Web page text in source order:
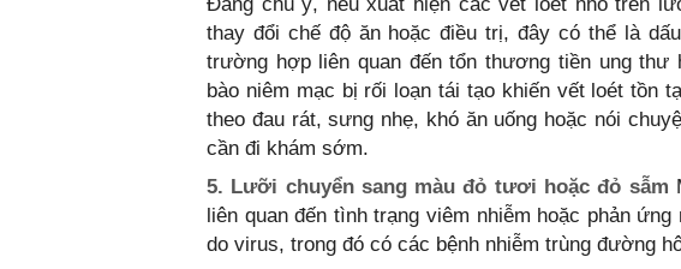
thay đổi chế độ ăn hoặc điều trị, đây có thể là
trường hợp liên quan đến tổn thương tiền ung thư
bào niêm mạc bị rối loạn tái tạo khiến vết loét tồn
theo đau rát, sưng nhẹ, khó ăn uống hoặc nói
cần đi khám sớm.
5. Lưỡi chuyển sang màu đỏ tươi hoặc đỏ sẫm
liên quan đến tình trạng viêm nhiễm hoặc phản
do virus, trong đó có các bệnh nhiễm trùng đường